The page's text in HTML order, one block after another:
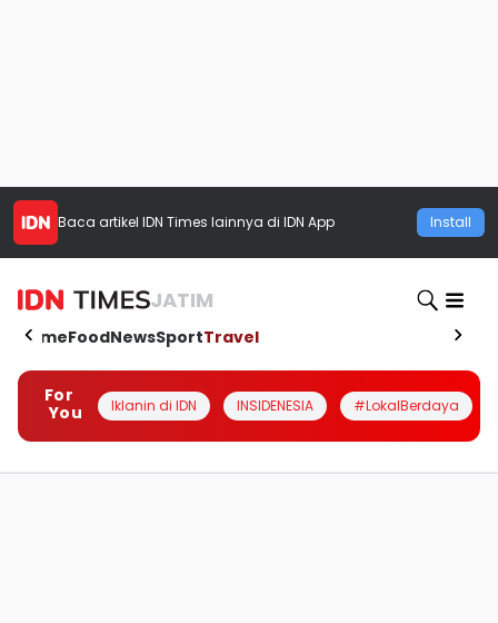
Baca artikel IDN Times lainnya di IDN App Install
JATIM
HomeFoodNewsSportTravel
For
You
Iklanin di IDN INSIDENESIA #LokalBerdaya